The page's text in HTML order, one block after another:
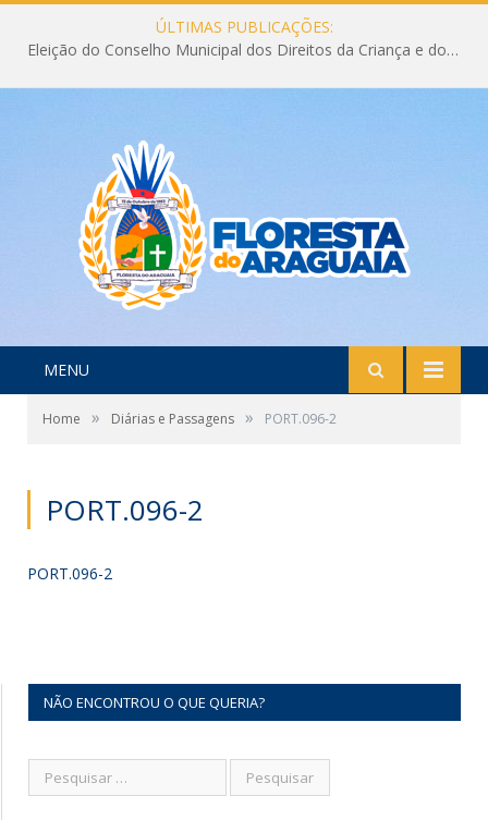
ÚLTIMAS PUBLICAÇÕES:
Eleição do Conselho Municipal dos Direitos da Criança e do Adolescente CMDCA 2026
MENU
Home » Diárias e Passagens » PORT.096-2
PORT.096-2
PORT.096-2
NÃO ENCONTROU O QUE QUERIA?